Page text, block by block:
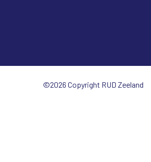
©2026 Copyright RUD Zeeland